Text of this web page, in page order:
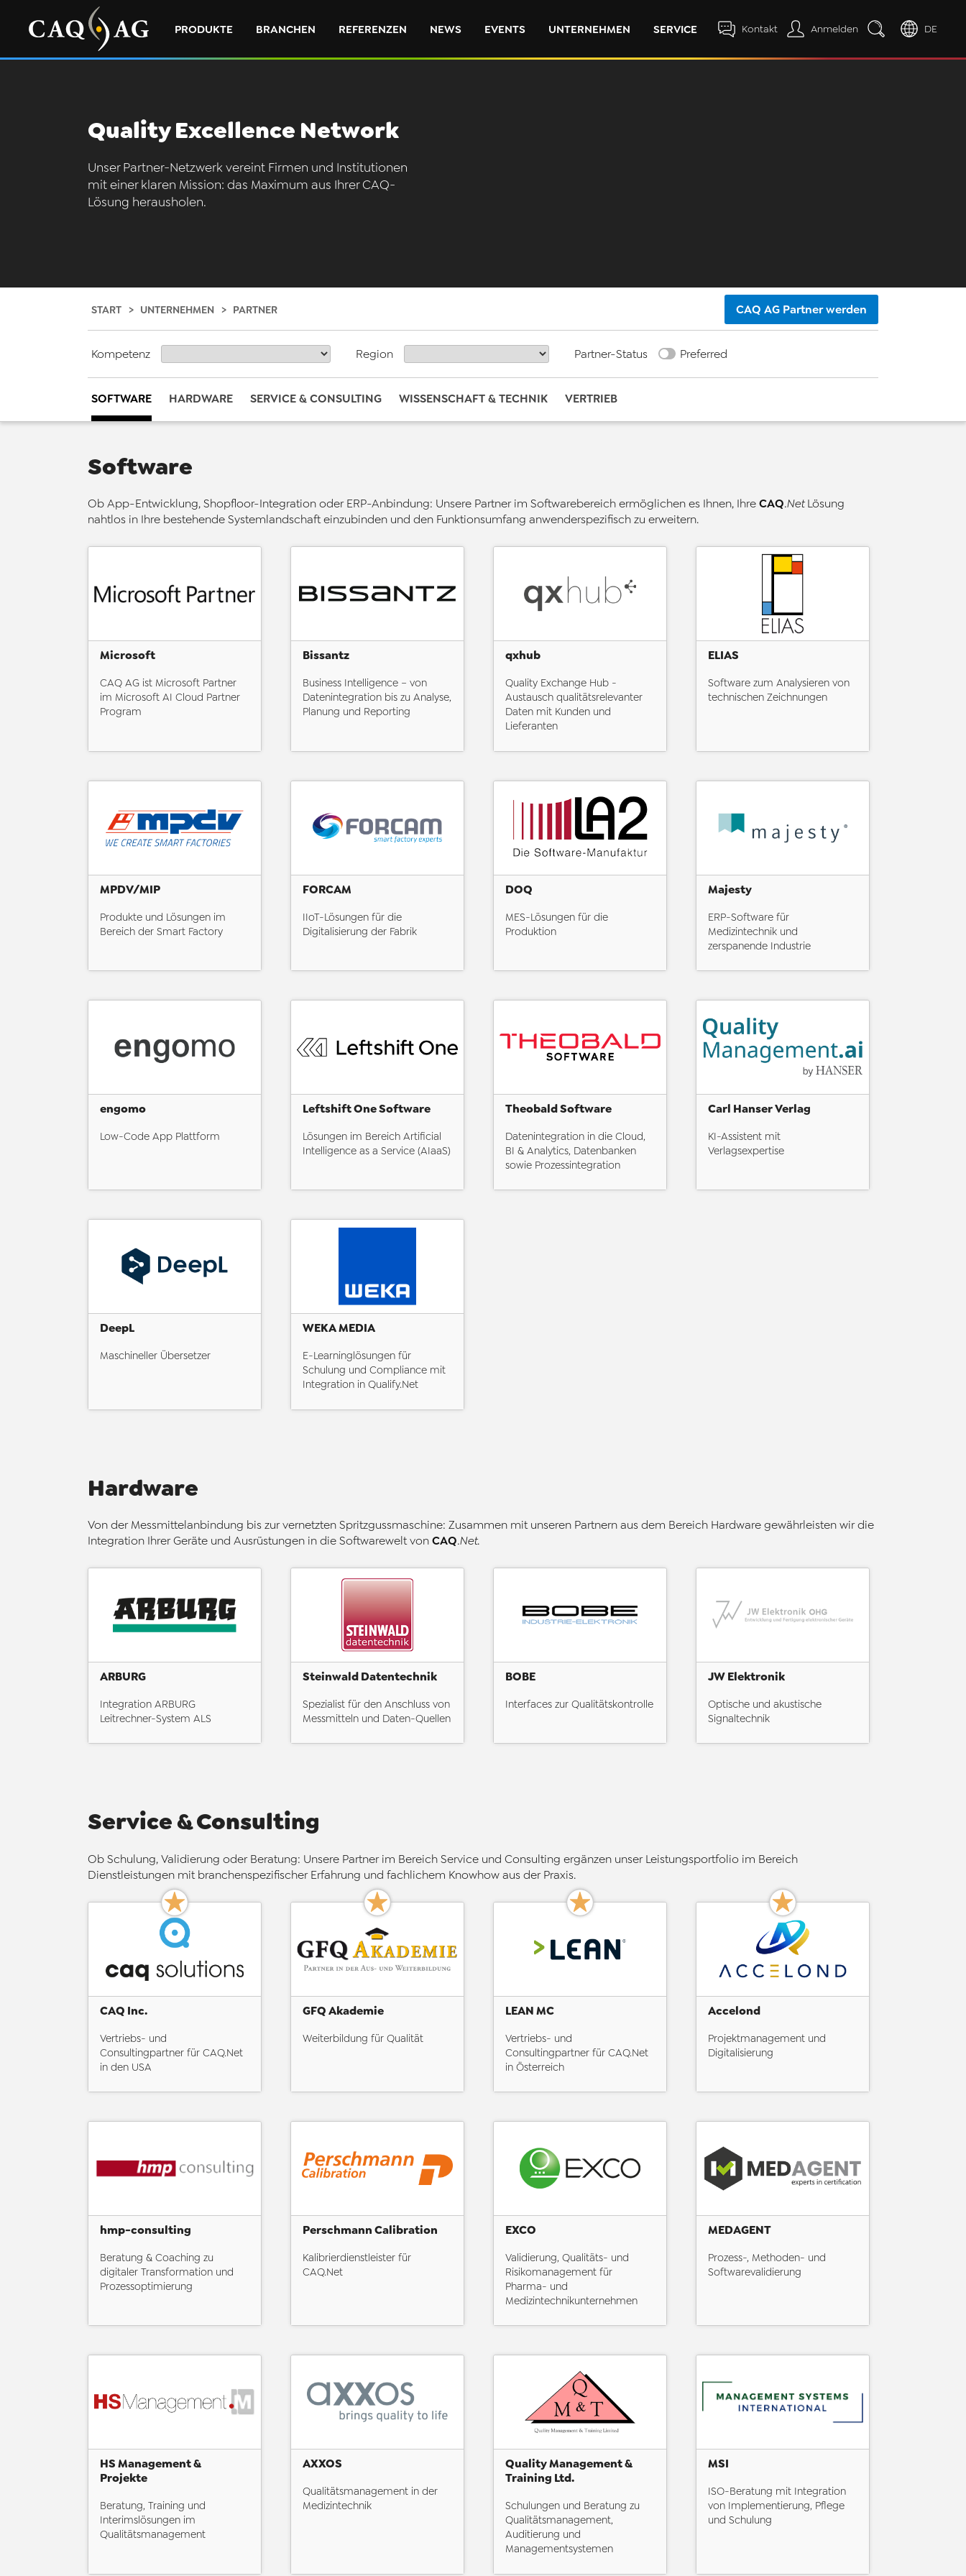
PRODUKTE BRANCHEN REFERENZEN NEWS EVENTS UNTERNEHMEN SERVICE Kontakt Anmelden DE
Quality Excellence Network
Unser Partner-Netzwerk vereint Firmen und Institutionen
mit einer klaren Mission: das Maximum aus Ihrer CAQ-
Lösung herausholen.
START UNTERNEHMEN PARTNER CAQ AG Partner werden
Kompetenz Region Partner-Status Preferred
SOFTWARE HARDWARE SERVICE & CONSULTING WISSENSCHAFT & TECHNIK VERTRIEB
Software
Ob App-Entwicklung, Shopfloor-Integration oder ERP-Anbindung: Unsere Partner im Softwarebereich ermöglichen es Ihnen, Ihre CAQ.NetLösung
nahtlos in Ihre bestehende Systemlandschaft einzubinden und den Funktionsumfang anwenderspezifisch zu erweitern.
Microsoft
CAQ AG ist Microsoft Partner
im Microsoft AI Cloud Partner
Program
Bissantz
Business Intelligence – von
Datenintegration bis zu Analyse,
Planung und Reporting
qxhub
Quality Exchange Hub -
Austausch qualitätsrelevanter
Daten mit Kunden und
Lieferanten
ELIAS
Software zum Analysieren von
technischen Zeichnungen
MPDV/MIP
Produkte und Lösungen im
Bereich der Smart Factory
FORCAM
IIoT-Lösungen für die
Digitalisierung der Fabrik
DOQ
MES-Lösungen für die
Produktion
Majesty
ERP-Software für
Medizintechnik und
zerspanende Industrie
engomo
Low-Code App Plattform
Leftshift One Software
Lösungen im Bereich Artificial
Intelligence as a Service (AIaaS)
Theobald Software
Datenintegration in die Cloud,
BI & Analytics, Datenbanken
sowie Prozessintegration
Carl Hanser Verlag
KI-Assistent mit
Verlagsexpertise
DeepL
Maschineller Übersetzer
WEKA MEDIA
E-Learninglösungen für
Schulung und Compliance mit
Integration in Qualify.Net
Hardware
Von der Messmittelanbindung bis zur vernetzten Spritzgussmaschine: Zusammen mit unseren Partnern aus dem Bereich Hardware gewährleisten wir die
Integration Ihrer Geräte und Ausrüstungen in die Softwarewelt von CAQ.Net.
ARBURG
Integration ARBURG
Leitrechner-System ALS
Steinwald Datentechnik
Spezialist für den Anschluss von
Messmitteln und Daten-Quellen
BOBE
Interfaces zur Qualitätskontrolle
JW Elektronik
Optische und akustische
Signaltechnik
Service & Consulting
Ob Schulung, Validierung oder Beratung: Unsere Partner im Bereich Service und Consulting ergänzen unser Leistungsportfolio im Bereich
Dienstleistungen mit branchenspezifischer Erfahrung und fachlichem Knowhow aus der Praxis.
CAQ Inc.
Vertriebs- und
Consultingpartner für CAQ.Net
in den USA
GFQ Akademie
Weiterbildung für Qualität
LEAN MC
Vertriebs- und
Consultingpartner für CAQ.Net
in Österreich
Accelond
Projektmanagement und
Digitalisierung
hmp-consulting
Beratung & Coaching zu
digitaler Transformation und
Prozessoptimierung
Perschmann Calibration
Kalibrierdienstleister für
CAQ.Net
EXCO
Validierung, Qualitäts- und
Risikomanagement für
Pharma- und
Medizintechnikunternehmen
MEDAGENT
Prozess-, Methoden- und
Softwarevalidierung
HS Management &
Projekte
Beratung, Training und
Interimslösungen im
Qualitätsmanagement
AXXOS
Qualitätsmanagement in der
Medizintechnik
Quality Management &
Training Ltd.
Schulungen und Beratung zu
Qualitätsmanagement,
Auditierung und
Managementsystemen
MSI
ISO-Beratung mit Integration
von Implementierung, Pflege
und Schulung